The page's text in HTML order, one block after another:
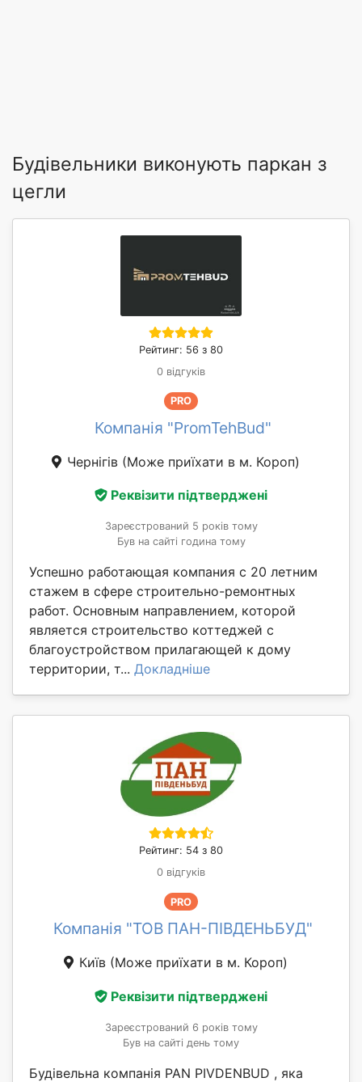
Будівельники виконують паркан з
цегли
Рейтинг: 56 з 80
0 відгуків
PRO
Компанія "PromTehBud"
Чернігів (Може приїхати в м. Короп)
Реквізити підтверджені
Зареєстрований 5 років тому
Був на сайті година тому
Успешно работающая компания с 20 летним
стажем в сфере строительно-ремонтных
работ. Основным направлением, которой
является строительство коттеджей с
благоустройством прилагающей к дому
территории, т... Докладніше
Рейтинг: 54 з 80
0 відгуків
PRO
Компанія "ТОВ ПАН-ПІВДЕНЬБУД"
Київ (Може приїхати в м. Короп)
Реквізити підтверджені
Зареєстрований 6 років тому
Був на сайті день тому
Будівельна компанія PAN PIVDENBUD , яка